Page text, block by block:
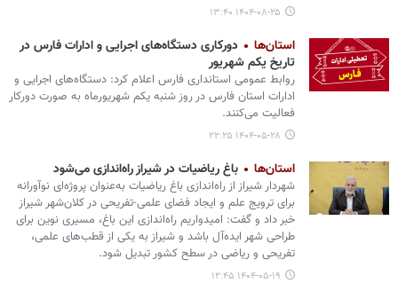
۱۴۰۴-۰۸-۲۵ ۱۳:۴۰
استان‌ها
دورکاری دستگاه‌های اجرایی و ادارات فارس در
تاریخ یکم شهریور
روابط عمومی استانداری فارس اعلام کرد: دستگاه‌های اجرایی و
ادارات استان فارس در روز شنبه یکم شهریورماه به صورت دورکار
فعالیت می‌کنند.
۱۴۰۴-۰۵-۲۸ ۲۲:۲۵
استان‌ها باغ ریاضیات در شیراز راه‌اندازی می‌شود
شهردار شیراز از راه‌اندازی باغ ریاضیات به‌عنوان پروژه‌ای نوآورانه
برای ترویج علم و ایجاد فضای علمی-تفریحی در کلان‌شهر شیراز
خبر داد و گفت: امیدواریم راه‌اندازی این باغ، مسیری نوین برای
طراحی شهر ایده‌آل باشد و شیراز به یکی از قطب‌های علمی،
تفریحی و ریاضی در سطح کشور تبدیل شود.
۱۴۰۴-۰۵-۱۹ ۱۲:۴۵